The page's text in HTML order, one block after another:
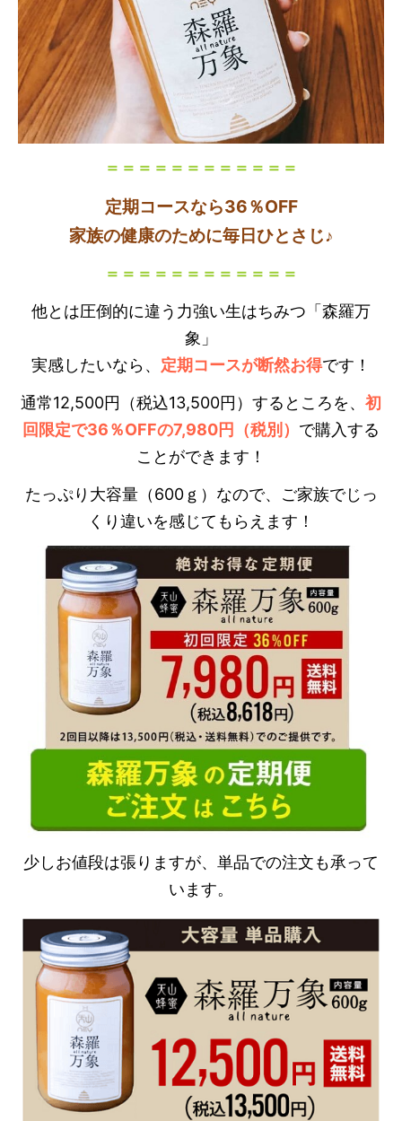
＝＝＝＝＝＝＝＝＝＝＝＝
定期コースなら36％OFF
家族の健康のために毎日ひとさじ♪
＝＝＝＝＝＝＝＝＝＝＝＝
他とは圧倒的に違う力強い生はちみつ「森羅万
象」
実感したいなら、 定期コースが断然お得です！
通常12,500円（税込13,500円）するところを、 初
回限定で36％OFFの7,980円（税別） で購入する
ことができます！
たっぷり大容量（600ｇ）なので、ご家族でじっ
くり違いを感じてもらえます！
少しお値段は張りますが、単品での注文も承って
います。